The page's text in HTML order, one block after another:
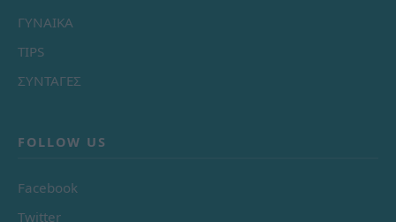
ΓΥΝΑΙΚΑ
TIPS
ΣΥΝΤΑΓΕΣ
FOLLOW US
Facebook
Twitter